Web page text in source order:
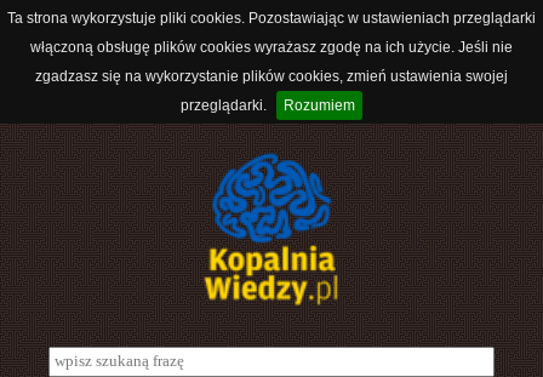
Ta strona wykorzystuje pliki cookies. Pozostawiając w ustawieniach przeglądarki
włączoną obsługę plików cookies wyrażasz zgodę na ich użycie. Jeśli nie
zgadzasz się na wykorzystanie plików cookies, zmień ustawienia swojej
przeglądarki.
Rozumiem